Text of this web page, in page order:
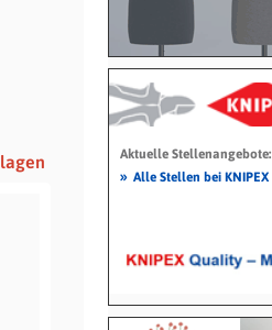
Aktuelle Stellenangebote:
» Alle Stellen bei KNIPEX